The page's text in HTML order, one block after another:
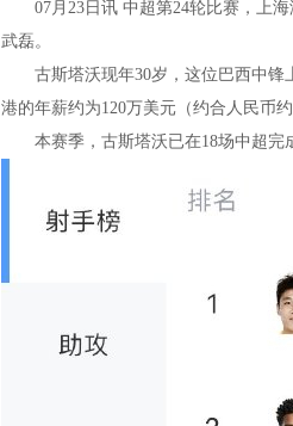
07月23日讯中超第24轮比赛，上海
武磊。
古斯塔沃现年30岁，这位巴西中锋
港的年薪约为120万美元（约合人民币约
本赛季，古斯塔沃已在18场中超完成